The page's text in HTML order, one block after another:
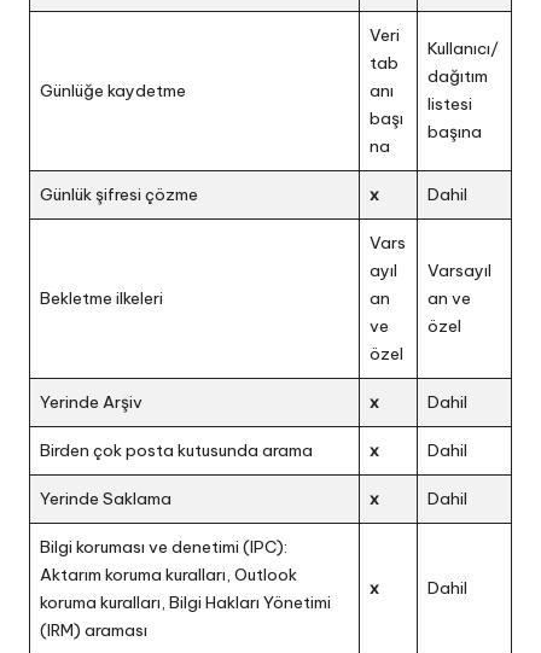
Günlüğe kaydetme
Veri
tab
anı
başı
na
Kullanıcı/
dağıtım
listesi
başına
Günlük şifresi çözme x Dahil
Bekletme ilkeleri
Vars
ayıl
an
ve
özel
Varsayıl
an ve
özel
Yerinde Arşiv x Dahil
Birden çok posta kutusunda arama x Dahil
Yerinde Saklama x Dahil
Bilgi koruması ve denetimi (IPC):
Aktarım koruma kuralları, Outlook
koruma kuralları, Bilgi Hakları Yönetimi
(IRM) araması
x Dahil